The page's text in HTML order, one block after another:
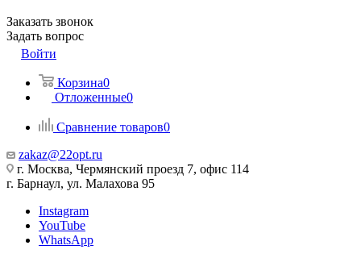
Заказать звонок
Задать вопрос
Войти
Корзина0
Отложенные0
Сравнение товаров0
zakaz@22opt.ru
г. Москва, Чермянский проезд 7, офис 114
г. Барнаул, ул. Малахова 95
Instagram
YouTube
WhatsApp